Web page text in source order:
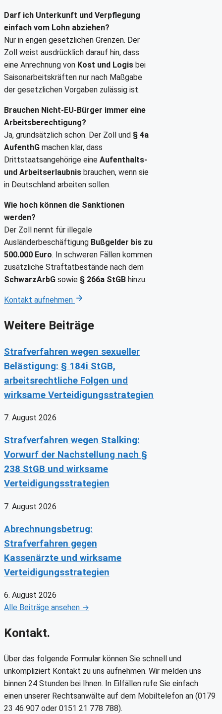
Darf ich Unterkunft und Verpflegung
einfach vom Lohn abziehen?
Nur in engen gesetzlichen Grenzen. Der
Zoll weist ausdrücklich darauf hin, dass
eine Anrechnung von Kost und Logis bei
Saisonarbeitskräften nur nach Maßgabe
der gesetzlichen Vorgaben zulässig ist.
Brauchen Nicht-EU-Bürger immer eine
Arbeitsberechtigung?
Ja, grundsätzlich schon. Der Zoll und § 4a
AufenthG machen klar, dass
Drittstaatsangehörige eine Aufenthalts-
und Arbeitserlaubnis brauchen, wenn sie
in Deutschland arbeiten sollen.
Wie hoch können die Sanktionen
werden?
Der Zoll nennt für illegale
Ausländerbeschäftigung Bußgelder bis zu
500.000 Euro. In schweren Fällen kommen
zusätzliche Straftatbestände nach dem
SchwarzArbG sowie § 266a StGB hinzu.
Kontakt aufnehmen
Weitere Beiträge
Strafverfahren wegen sexueller
Belästigung: § 184i StGB,
arbeitsrechtliche Folgen und
wirksame Verteidigungsstrategien
7. August 2026
Strafverfahren wegen Stalking:
Vorwurf der Nachstellung nach §
238 StGB und wirksame
Verteidigungsstrategien
7. August 2026
Abrechnungsbetrug:
Strafverfahren gegen
Kassenärzte und wirksame
Verteidigungsstrategien
6. August 2026
Alle Beiträge ansehen →
Kontakt.
Über das folgende Formular können Sie schnell und
unkompliziert Kontakt zu uns aufnehmen. Wir melden uns
binnen 24 Stunden bei Ihnen. In Eilfällen rufe Sie einfach
einen unserer Rechtsanwälte auf dem Mobiltelefon an (0179
23 46 907 oder 0151 21 778 788).